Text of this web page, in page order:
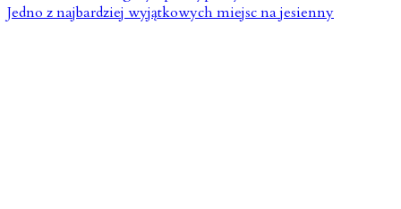
Jedno z najbardziej wyjątkowych miejsc na jesienny